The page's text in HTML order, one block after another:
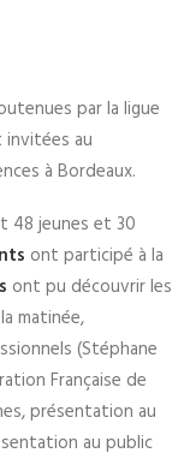
par la ligue
invitées au
à Bordeaux.
48 jeunes et 30
ont participé à la
ont pu découvrir les
matinée,
(Stéphane
Française de
présentation au
au public